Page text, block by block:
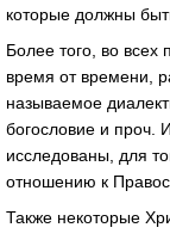
которые должны
Более того, во всех
время от времени,
называемое
богословие и проч.
исследованы, для
отношению к
Также некоторые